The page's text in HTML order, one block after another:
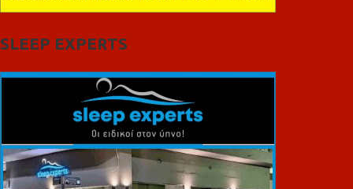
SLEEP EXPERTS